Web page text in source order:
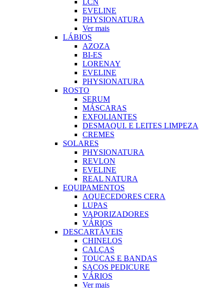
EVELINE
PHYSIONATURA
Ver mais
LÁBIOS
AZOZA
BI-ES
LORENAY
EVELINE
PHYSIONATURA
ROSTO
SERUM
MÁSCARAS
EXFOLIANTES
DESMAQUI. E LEITES LIMPEZA
CREMES
SOLARES
PHYSIONATURA
REVLON
EVELINE
REAL NATURA
EQUIPAMENTOS
AQUECEDORES CERA
LUPAS
VAPORIZADORES
VÁRIOS
DESCARTÁVEIS
CHINELOS
CALÇAS
TOUCAS E BANDAS
SACOS PEDICURE
VÁRIOS
Ver mais